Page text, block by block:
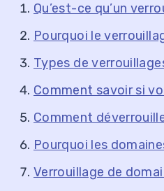
Qu’est-ce qu’un
Pourquoi le
Types de
Comment savoir si
Comment
Pourquoi les
Verrouillage de